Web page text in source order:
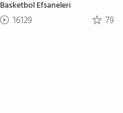
Basketbol Efsaneleri
16129 79